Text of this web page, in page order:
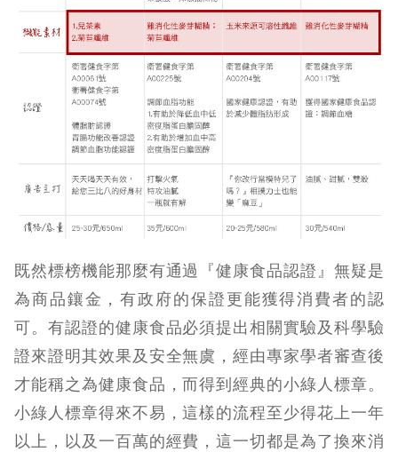
既然標榜機能那麼有通過『健康食品認證』無疑是
為商品鑲金，有政府的保證更能獲得消費者的認
可。有認證的健康食品必須提出相關實驗及科學驗
證來證明其效果及安全無虞，經由專家學者審查後
才能稱之為健康食品，而得到經典的小綠人標章。
小綠人標章得來不易，這樣的流程至少得花上一年
以上，以及一百萬的經費，這一切都是為了換來消